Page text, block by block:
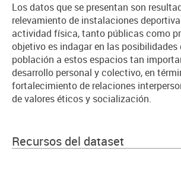
Los datos que se presentan son
relevamiento de instalaciones
actividad física, tanto públicas como
objetivo es indagar en las posibilidades
población a estos espacios tan
desarrollo personal y colectivo, en
fortalecimiento de relaciones
de valores éticos y socialización.
Recursos del dataset